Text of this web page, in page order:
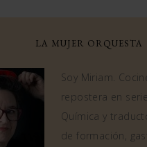
LA MUJER ORQUESTA
Soy Miriam.
repostera en
Química y
de formación,